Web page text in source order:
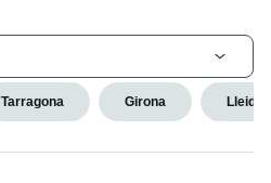
Tarragona Girona Lleida